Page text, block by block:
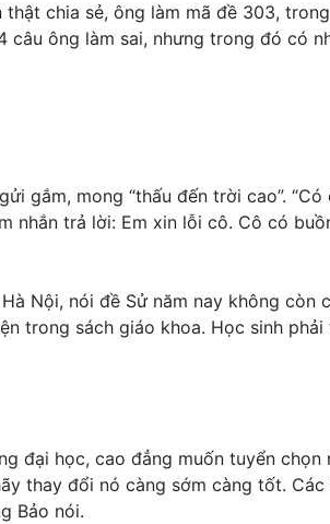
thật chia sẻ, ông làm mã đề 303,
ông làm sai, nhưng trong đó có
gắm, mong “thấu đến trời cao”. “Có
nhắn trả lời: Em xin lỗi cô. Cô có
Nội, nói đề Sử năm nay không còn
trong sách giáo khoa. Học sinh phải
đại học, cao đẳng muốn tuyển chọn
thay đổi nó càng sớm càng tốt.
Bảo nói.